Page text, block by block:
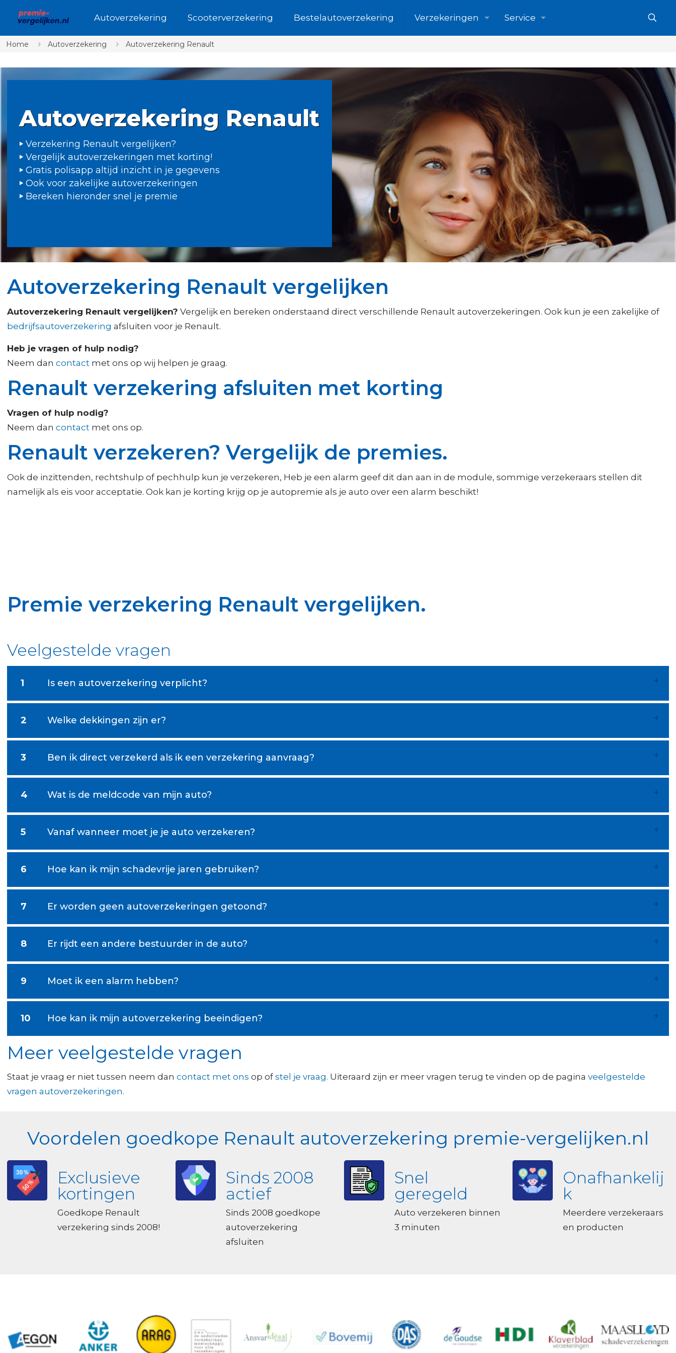
Autoverzekering Scooterverzekering Bestelautoverzekering Verzekeringen Service
Home Autoverzekering Autoverzekering Renault
Autoverzekering Renault
Verzekering Renault vergelijken?
Vergelijk autoverzekeringen met korting!
Gratis polisapp altijd inzicht in je gegevens
Ook voor zakelijke autoverzekeringen
Bereken hieronder snel je premie
Autoverzekering Renault vergelijken
Autoverzekering Renault vergelijken? Vergelijk en bereken onderstaand direct verschillende Renault autoverzekeringen. Ook kun je een zakelijke of
bedrijfsautoverzekering afsluiten voor je Renault.
Heb je vragen of hulp nodig?
Neem dan contact met ons op wij helpen je graag.
Renault verzekering afsluiten met korting
Vragen of hulp nodig?
Neem dan contact met ons op.
Renault verzekeren? Vergelijk de premies.
Ook de inzittenden, rechtshulp of pechhulp kun je verzekeren, Heb je een alarm geef dit dan aan in de module, sommige verzekeraars stellen dit
namelijk als eis voor acceptatie. Ook kan je korting krijg op je autopremie als je auto over een alarm beschikt!
Premie verzekering Renault vergelijken.
Veelgestelde vragen
1 Is een autoverzekering verplicht?
2 Welke dekkingen zijn er?
3 Ben ik direct verzekerd als ik een verzekering aanvraag?
4 Wat is de meldcode van mijn auto?
5 Vanaf wanneer moet je je auto verzekeren?
6 Hoe kan ik mijn schadevrije jaren gebruiken?
7 Er worden geen autoverzekeringen getoond?
8 Er rijdt een andere bestuurder in de auto?
9 Moet ik een alarm hebben?
10 Hoe kan ik mijn autoverzekering beeindigen?
Meer veelgestelde vragen
Staat je vraag er niet tussen neem dan contact met ons op ofstel je vraag. Uiteraard zijn er meer vragen terug te vinden op de pagina veelgestelde
vragen autoverzekeringen.
Voordelen goedkope Renault autoverzekering premie-vergelijken.nl
Exclusieve
kortingen
Goedkope Renault
verzekering sinds 2008!
Sinds 2008
actief
Sinds 2008 goedkope
autoverzekering
afsluiten
Snel
geregeld
Auto verzekeren binnen
3 minuten
Onafhankelij
k
Meerdere verzekeraars
en producten